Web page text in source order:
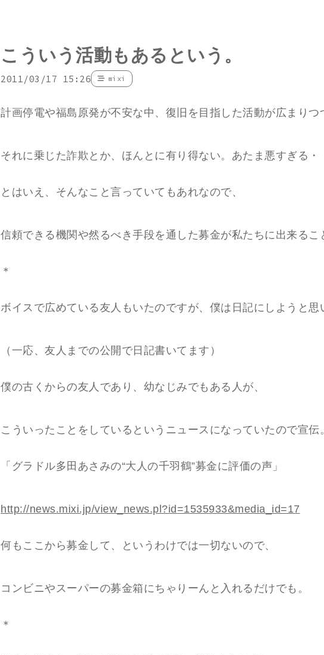
こういう活動もあるという。
2011/03/17 15:26 mixi
計画停電や福島原発が不安な中、復旧を目指した活動が広まりつ
それに乗じた詐欺とか、ほんとに有り得ない。あたま悪すぎる・
とはいえ、そんなこと言っていてもあれなので、
信頼できる機関や然るべき手段を通した募金が私たちに出来るこ
＊
ボイスで広めている友人もいたのですが、僕は日記にしようと思
（一応、友人までの公開で日記書いてます）
僕の古くからの友人であり、幼なじみでもある人が、
こういったことをしているというニュースになっていたので宣伝。
「グラドル多田あさみの“大人の千羽鶴”募金に評価の声」
http://news.mixi.jp/view_news.pl?id =1535933&media _id=17
何もここから募金して、というわけでは一切ないので、
コンビニやスーパーの募金箱にちゃりーんと入れるだけでも。
＊